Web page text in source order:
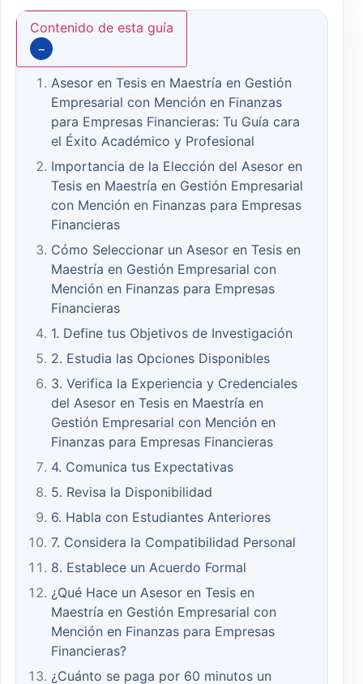
Contenido de esta guía
−
Asesor en Tesis en Maestría en Gestión
Empresarial con Mención en Finanzas
para Empresas Financieras: Tu Guía cara
el Éxito Académico y Profesional
Importancia de la Elección del Asesor en
Tesis en Maestría en Gestión Empresarial
con Mención en Finanzas para Empresas
Financieras
Cómo Seleccionar un Asesor en Tesis en
Maestría en Gestión Empresarial con
Mención en Finanzas para Empresas
Financieras
1. Define tus Objetivos de Investigación
2. Estudia las Opciones Disponibles
3. Verifica la Experiencia y Credenciales
del Asesor en Tesis en Maestría en
Gestión Empresarial con Mención en
Finanzas para Empresas Financieras
4. Comunica tus Expectativas
5. Revisa la Disponibilidad
6. Habla con Estudiantes Anteriores
7. Considera la Compatibilidad Personal
8. Establece un Acuerdo Formal
¿Qué Hace un Asesor en Tesis en
Maestría en Gestión Empresarial con
Mención en Finanzas para Empresas
Financieras?
¿Cuánto se paga por 60 minutos un